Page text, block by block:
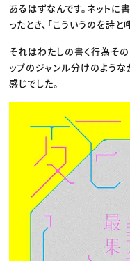
あるはずなんです。ネットに
ったとき、「こういうのを詩と
それはわたしの書く行為そ
ップのジャンル分けのような
感じでした。